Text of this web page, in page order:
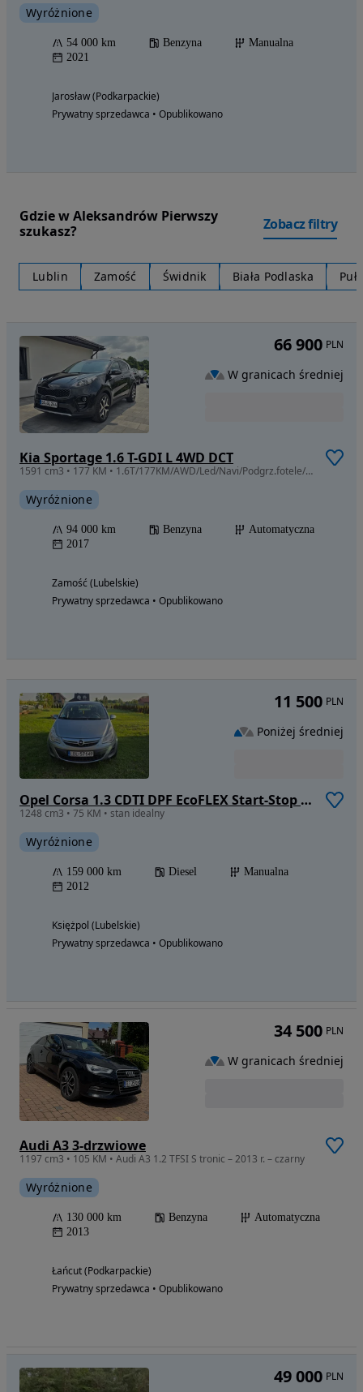
Wyróżnione
54 000 km Benzyna
Manualna
2021
Jarosław (Podkarpackie)
Prywatny sprzedawca • Opublikowano
Gdzie w Aleksandrów Pierwszy
szukasz?
Zobacz filtry
Lublin Zamość Świdnik Biała Podlaska
Kia Sportage 1.6 T-GDI L 4WD DCT
1591 cm3 • 177 KM • 1.6T/177KM/AWD/Led/Navi/Podgrz.fotele/SUPER STAN/z Niemiec
Wyróżnione
94 000 km Benzyna
Automatyczna
2017
Zamość (Lubelskie)
Prywatny sprzedawca • Opublikowano
66 900 PLN
W granicach średniej
Opel Corsa 1.3 CDTI DPF EcoFLEX Start-Stop Edition
1248 cm3 • 75 KM • stan idealny
Wyróżnione
159 000 km Diesel
Manualna
2012
Księżpol (Lubelskie)
Prywatny sprzedawca • Opublikowano
11 500 PLN
Poniżej średniej
Audi A3 3-drzwiowe
1197 cm3 • 105 KM • Audi A3 1.2 TFSI S tronic – 2013 r. – czarny
Wyróżnione
130 000 km Benzyna
Automatyczna
2013
Łańcut (Podkarpackie)
Prywatny sprzedawca • Opublikowano
34 500 PLN
W granicach średniej
49 000 PLN